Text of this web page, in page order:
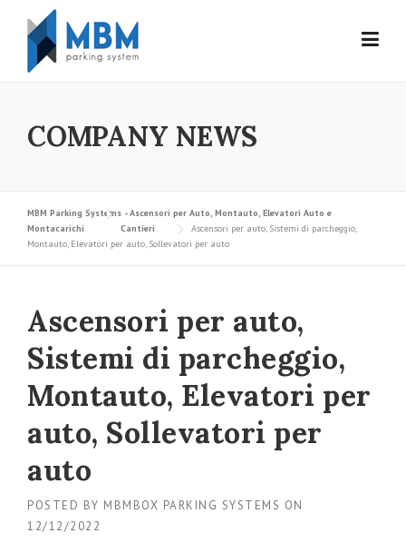
Skip to content
COMPANY NEWS
MBM Parking Systems - Ascensori per Auto, Montauto, Elevatori Auto e
Montacarichi
Cantieri
Ascensori per auto, Sistemi di parcheggio,
Montauto, Elevatori per auto, Sollevatori per auto
Ascensori per auto,
Sistemi di parcheggio,
Montauto, Elevatori per
auto, Sollevatori per
auto
POSTED BY MBMBOX PARKING SYSTEMS ON
12/12/2022